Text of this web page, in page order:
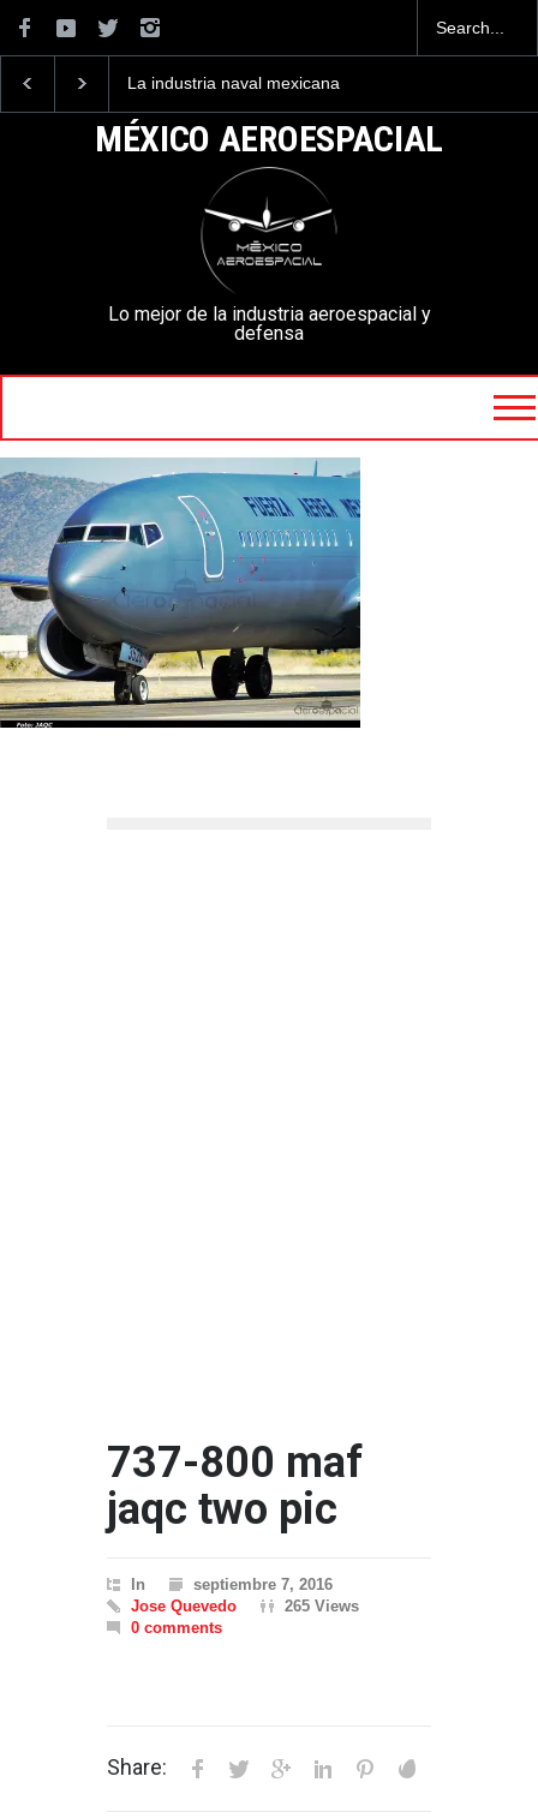
La industria naval mexicana
la Armada de México
mexicanos cuesta 2.9
millones de dólares
MÉXICO AEROESPACIAL
Lo mejor de la industria aeroespacial y
defensa
737-800 maf
jaqc two pic
In
septiembre 7, 2016
Jose Quevedo
265 Views
0 comments
Share: